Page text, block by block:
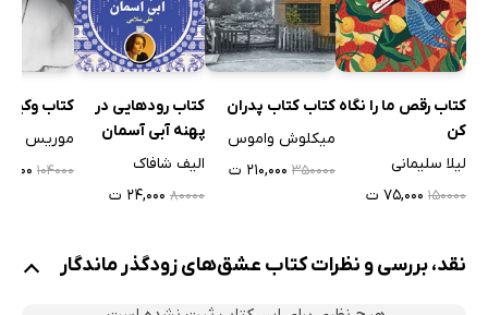
کتاب رقص ما را نگاه
کن
لیلا سلیمانی
۱۵۰۰۰۰ ۷۵,۰۰۰ ت
کتاب کتاب پدران
میکلوش واموس
۳۵۰۰۰۰ ۲۱۰,۰۰۰ ت
کتاب رودهایی در
پهنه آبی آسمان
الیف شافاک
۸۰۰۰۰ ۲۴,۰۰۰ ت
کتاب
موریس
۱۰۴۰۰۰
نقد، بررسی و نظرات کتاب عشق‌های زودگذر ماندگار